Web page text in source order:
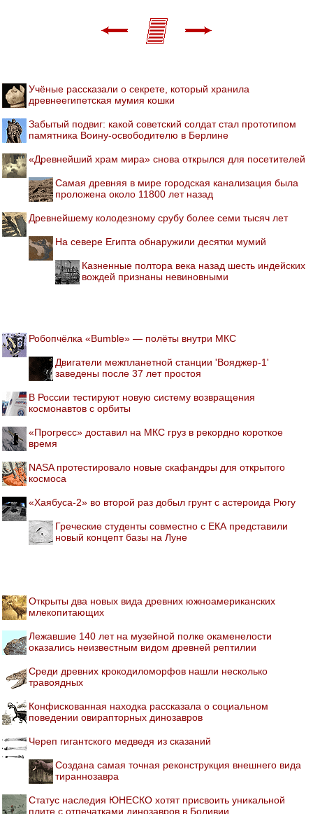
Учёные рассказали о секрете, который хранила
древнеегипетская мумия кошки
Забытый подвиг: какой советский солдат стал прототипом
памятника Воину-освободителю в Берлине
«Древнейший храм мира» снова открылся для посетителей
Самая древняя в мире городская канализация была
проложена около 11800 лет назад
Древнейшему колодезному срубу более семи тысяч лет
На севере Египта обнаружили десятки мумий
Казненные полтора века назад шесть индейских
вождей признаны невиновными
Робопчёлка «Bumble» — полёты внутри МКС
Двигатели межпланетной станции 'Вояджер-1'
заведены после 37 лет простоя
В России тестируют новую систему возвращения
космонавтов с орбиты
«Прогресс» доставил на МКС груз в рекордно короткое
время
NASA протестировало новые скафандры для открытого
космоса
«Хаябуса-2» во второй раз добыл грунт с астероида Рюгу
Греческие студенты совместно с ЕКА представили
новый концепт базы на Луне
Открыты два новых вида древних южноамериканских
млекопитающих
Лежавшие 140 лет на музейной полке окаменелости
оказались неизвестным видом древней рептилии
Среди древних крокодиломорфов нашли несколько
травоядных
Конфискованная находка рассказала о социальном
поведении овирапторных динозавров
Череп гигантского медведя из сказаний
Создана самая точная реконструкция внешнего вида
тираннозавра
Статус наследия ЮНЕСКО хотят присвоить уникальной
плите с отпечатками динозавров в Боливии